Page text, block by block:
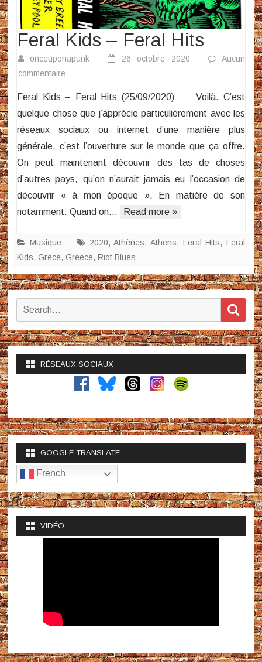
Feral Kids – Feral Hits
onceuponapunk 26 octobre 2020
Aucun
commentaire
Kids
–
Feral
Hits
Feral Kids – Feral Hits (25/09/2020) Voilà. C’est
quelque chose que j’apprécie particulièrement avec les
réseaux sociaux ou internet d’une manière plus
générale, c’est l’ouverture sur le monde que ça offre.
On peut maintenant découvrir des tas de choses
d’autres pays, qu’on n’aurait jamais eu l’occasion de
découvrir « à mon époque ». En matière de son
notamment. Quand on…
Read more »
Musique 2020,Athènes,Athens, Feral Hits,Feral
Kids, Grèce, Greece, Riot Blues
Search
RÉSEAUX SOCIAUX
GOOGLE TRANSLATE
French
VIDÉO